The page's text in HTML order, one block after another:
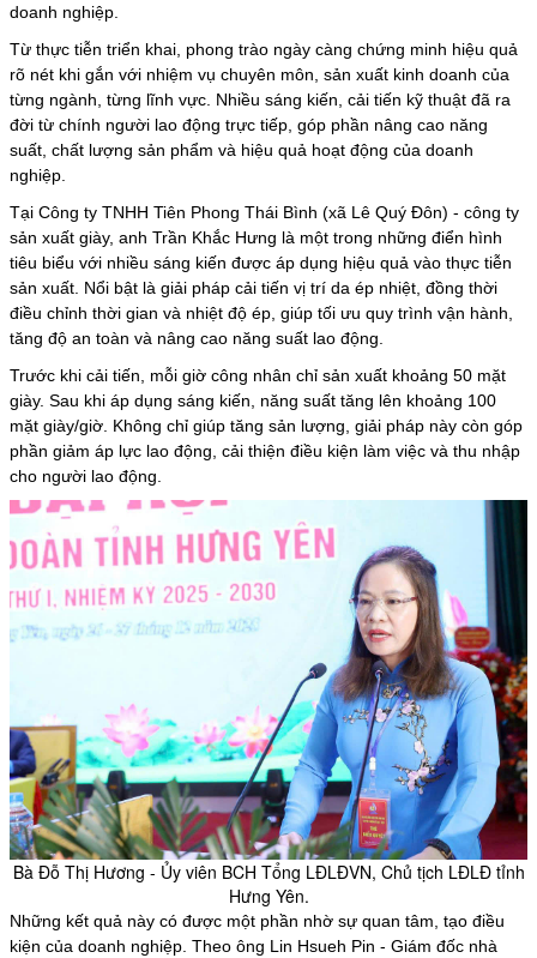
doanh nghiệp.
Từ thực tiễn triển khai, phong trào ngày càng chứng minh hiệu quả
rõ nét khi gắn với nhiệm vụ chuyên môn, sản xuất kinh doanh của
từng ngành, từng lĩnh vực. Nhiều sáng kiến, cải tiến kỹ thuật đã ra
đời từ chính người lao động trực tiếp, góp phần nâng cao năng
suất, chất lượng sản phẩm và hiệu quả hoạt động của doanh
nghiệp.
Tại Công ty TNHH Tiên Phong Thái Bình (xã Lê Quý Đôn) - công ty
sản xuất giày, anh Trần Khắc Hưng là một trong những điển hình
tiêu biểu với nhiều sáng kiến được áp dụng hiệu quả vào thực tiễn
sản xuất. Nổi bật là giải pháp cải tiến vị trí da ép nhiệt, đồng thời
điều chỉnh thời gian và nhiệt độ ép, giúp tối ưu quy trình vận hành,
tăng độ an toàn và nâng cao năng suất lao động.
Trước khi cải tiến, mỗi giờ công nhân chỉ sản xuất khoảng 50 mặt
giày. Sau khi áp dụng sáng kiến, năng suất tăng lên khoảng 100
mặt giày/giờ. Không chỉ giúp tăng sản lượng, giải pháp này còn góp
phần giảm áp lực lao động, cải thiện điều kiện làm việc và thu nhập
cho người lao động.
Bà Đỗ Thị Hương - Ủy viên BCH Tổng LĐLĐVN, Chủ tịch LĐLĐ tỉnh
Hưng Yên.
Những kết quả này có được một phần nhờ sự quan tâm, tạo điều
kiện của doanh nghiệp. Theo ông Lin Hsueh Pin - Giám đốc nhà